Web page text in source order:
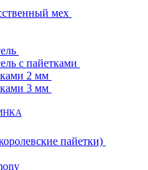
мех
с пайетками
2 мм
3 мм
пайетки)